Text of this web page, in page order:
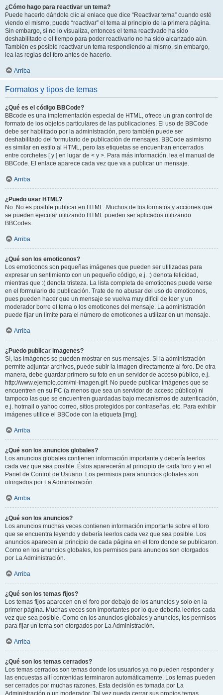
¿Cómo hago para reactivar un tema?
Puede hacerlo dándole clic al enlace que dice “Reactivar tema” cuando esté
viendo el mismo, puede “reactivar” el tema al principio de la primera página.
Sin embargo, si no lo visualiza, entonces el tema reactivado ha sido
deshabilitado o el tiempo para poder reactivarlo no ha sido alcanzado aún.
También es posible reactivar un tema respondiendo al mismo, sin embargo,
lea las reglas del foro antes de hacerlo.
Arriba
Formatos y tipos de temas
¿Qué es el código BBCode?
BBcode es una implementación especial de HTML, ofrece un gran control de
formato de los objetos particulares de las publicaciones. El uso de BBCode
debe ser habilitado por la administración, pero también puede ser
deshabilitado del formulario de publicación de mensajes. BBCode asimismo
es similar en estilo al HTML, pero las etiquetas se encuentran encerrados
entre corchetes [ y ] en lugar de < y >. Para más información, lea el manual de
BBCode. El enlace aparece cada vez que va a publicar un mensaje.
Arriba
¿Puedo usar HTML?
No. No es posible publicar en HTML. Muchos de los formatos y acciones que
se pueden ejecutar utilizando HTML pueden ser aplicados utilizando
BBCodes.
Arriba
¿Qué son los emoticonos?
Los emoticonos son pequeñas imágenes que pueden ser utilizadas para
expresar un sentimiento con un pequeño código, e.j. :) denota felicidad,
mientras que :( denota tristeza. La lista completa de emoticones puede verse
en el formulario de publicación. Trate de no abusar del uso de emoticonos,
pues pueden hacer que un mensaje se vuelva muy difícil de leer y un
moderador borre el tema o los emoticones del mensaje. La administración
puede fijar un límite para el número de emoticones a utilizar en un mensaje.
Arriba
¿Puedo publicar imagenes?
Sí, las imágenes se pueden mostrar en sus mensajes. Si la administración
permite adjuntar archivos, puede subir la imagen directamente al foro. De otra
manera, debe guardar primero su foto en un servidor de acceso público, e.j.
http://www.ejemplo.com/mi-imagen.gif. No puede publicar imágenes que se
encuentren en su PC (a menos que sea un servidor de acceso público) ni
tampoco las que se encuentren guardadas bajo mecanismos de autenticación,
e.j. hotmail o yahoo correo, sitios protegidos por contraseñas, etc. Para exhibir
imágenes utilice el BBCode con la etiqueta [img].
Arriba
¿Qué son los anuncios globales?
Los anuncios globales contienen información importante y debería leerlos
cada vez que sea posible. Éstos aparecerán al principio de cada foro y en el
Panel de Control de Usuario. Los permisos para anuncios globales son
otorgados por La Administración.
Arriba
¿Qué son los anuncios?
Los anuncios muchas veces contienen información importante sobre el foro
que se encuentra leyendo y debería leerlos cada vez que sea posible. Los
anuncios aparecen al principio de cada página en el foro donde se publicaron.
Como en los anuncios globales, los permisos para anuncios son otorgados
por La Administración.
Arriba
¿Qué son los temas fijos?
Los temas fijos aparecen en el foro por debajo de los anuncios y solo en la
primer página. Muchas veces son importantes por lo que debería leerlos cada
vez que sea posible. Como en los anuncios globales y anuncios, los permisos
para fijar un tema son otorgados por La Administración.
Arriba
¿Qué son los temas cerrados?
Los temas cerrados son temas donde los usuarios ya no pueden responder y
las encuestas allí contenidas terminaron automáticamente. Los temas pueden
ser cerrados por muchas razones. Esta decisión es tomada por La
Administración o un moderador. Tal vez pueda cerrar sus propios temas